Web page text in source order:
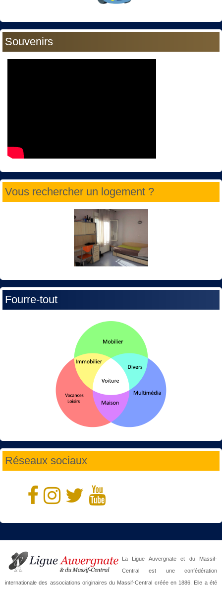
Souvenirs
Vous rechercher un logement ?
Fourre-tout
Réseaux sociaux
La Ligue Auvergnate et du Massif-
Central est une confédération
internationale des associations originaires du Massif-Central créée en 1886. Elle a été